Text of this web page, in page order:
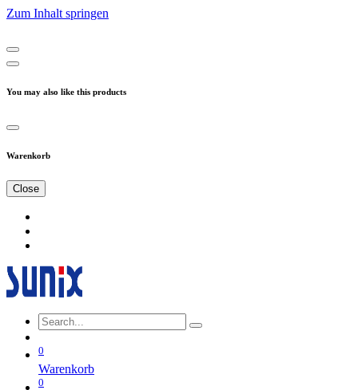
Zum Inhalt springen
You may also like this products
Warenkorb
Close
0
Warenkorb
0